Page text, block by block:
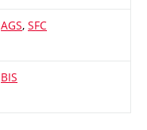
AGS, SFC
BIS